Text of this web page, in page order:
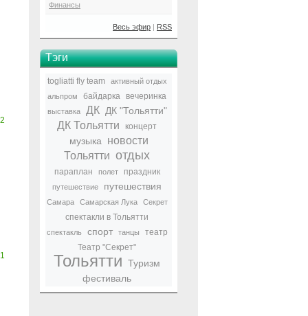
Финансы
Весь эфир | RSS
Тэги
togliatti fly team
активный отдых
альпром
байдарка вечеринка
выставка ДК ДК "Тольятти"
ДК Тольятти концерт
музыка
новости
Тольятти отдых
параплан полет праздник
путешествие путешествия
Самара Самарская Лука Секрет
спектакли в Тольятти
спектакль спорт танцы
театр
Театр "Секрет"
Тольятти Туризм
фестиваль